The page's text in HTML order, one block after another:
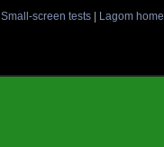
Small-screen tests| Lagom home